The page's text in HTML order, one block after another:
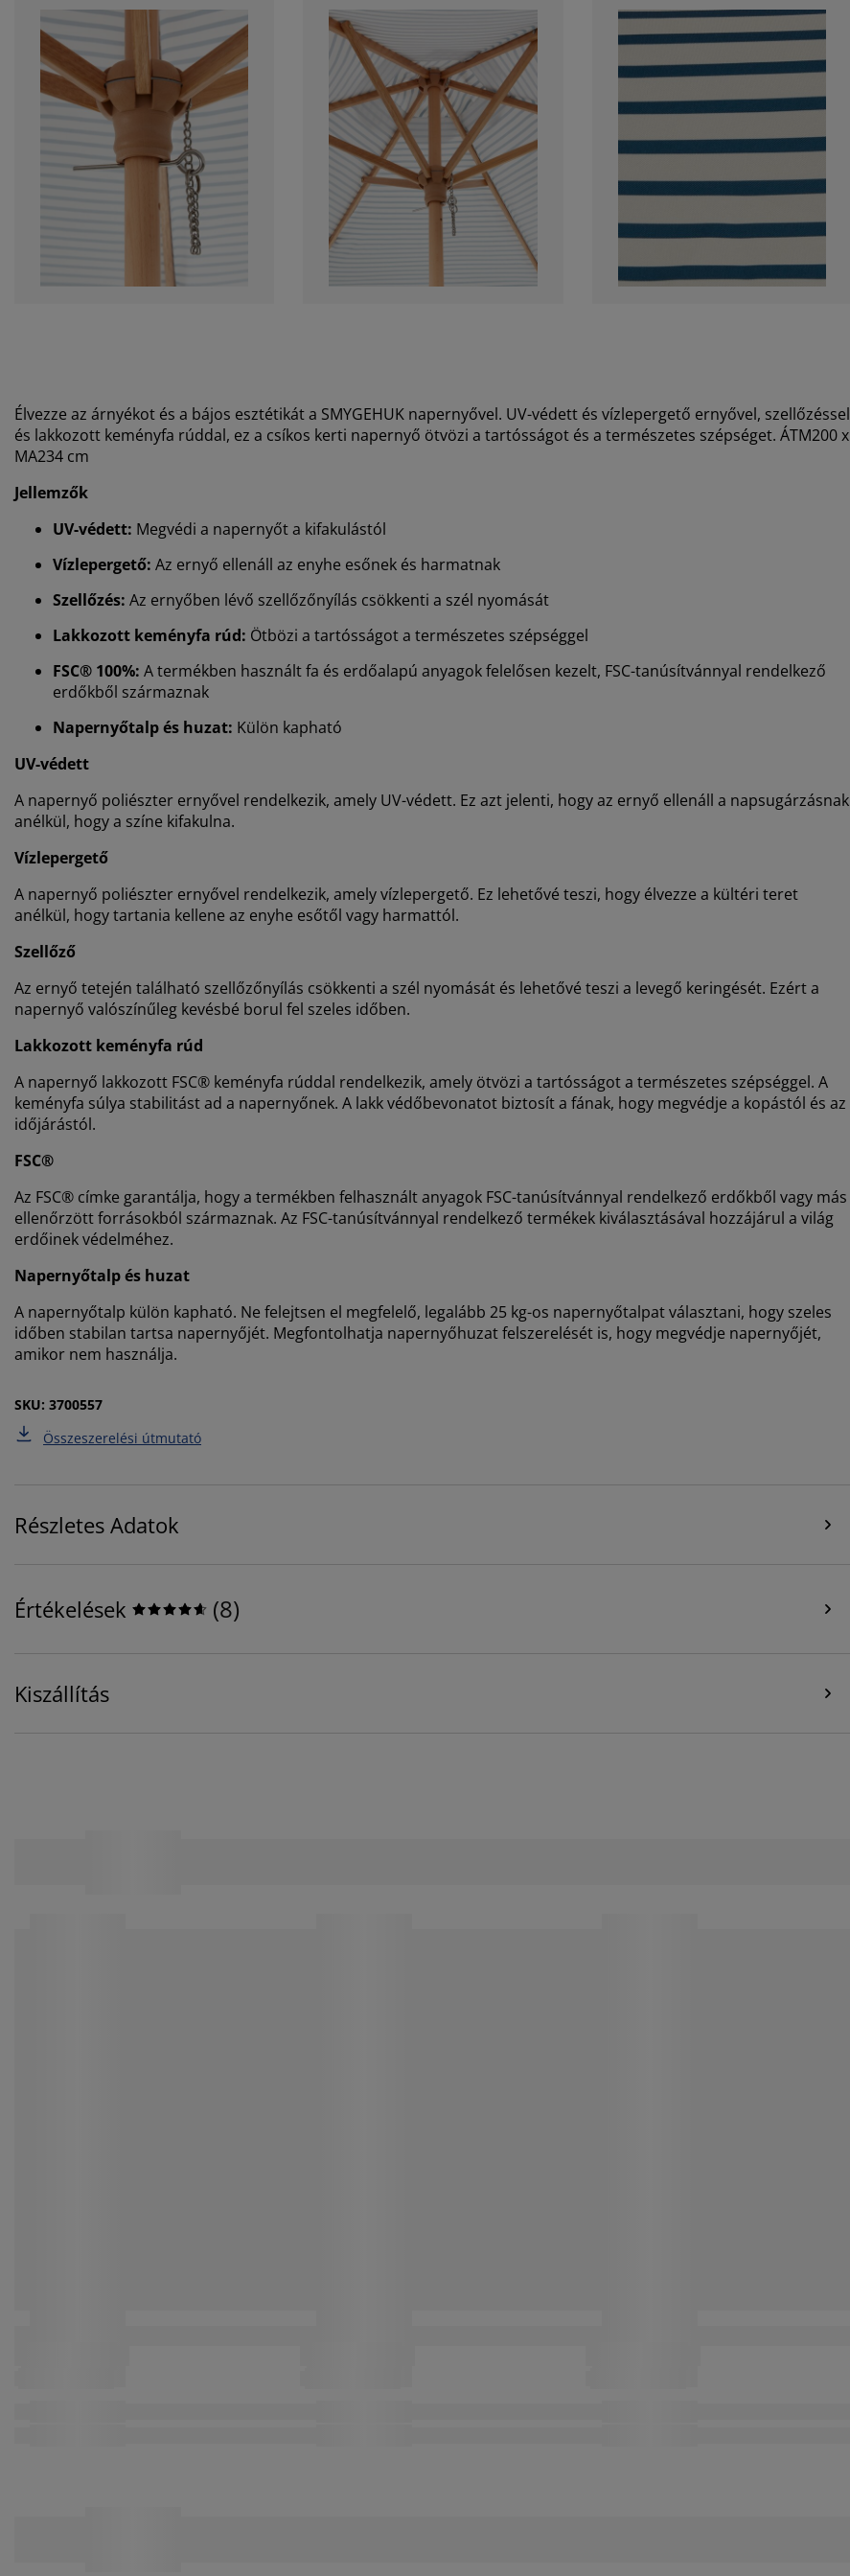
Élvezze az árnyékot és a bájos esztétikát a SMYGEHUK napernyővel. UV-védett és vízlepergető ernyővel, szellőzéssel
és lakkozott keményfa rúddal, ez a csíkos kerti napernyő ötvözi a tartósságot és a természetes szépséget. ÁTM200 x
MA234 cm
Jellemzők
UV-védett: Megvédi a napernyőt a kifakulástól
Vízlepergető: Az ernyő ellenáll az enyhe esőnek és harmatnak
Szellőzés: Az ernyőben lévő szellőzőnyílás csökkenti a szél nyomását
Lakkozott keményfa rúd: Ötbözi a tartósságot a természetes szépséggel
FSC® 100%: A termékben használt fa és erdőalapú anyagok felelősen kezelt, FSC-tanúsítvánnyal rendelkező
erdőkből származnak
Napernyőtalp és huzat: Külön kapható
UV-védett
A napernyő poliészter ernyővel rendelkezik, amely UV-védett. Ez azt jelenti, hogy az ernyő ellenáll a napsugárzásnak
anélkül, hogy a színe kifakulna.
Vízlepergető
A napernyő poliészter ernyővel rendelkezik, amely vízlepergető. Ez lehetővé teszi, hogy élvezze a kültéri teret
anélkül, hogy tartania kellene az enyhe esőtől vagy harmattól.
Szellőző
Az ernyő tetején található szellőzőnyílás csökkenti a szél nyomását és lehetővé teszi a levegő keringését. Ezért a
napernyő valószínűleg kevésbé borul fel szeles időben.
Lakkozott keményfa rúd
A napernyő lakkozott FSC® keményfa rúddal rendelkezik, amely ötvözi a tartósságot a természetes szépséggel. A
keményfa súlya stabilitást ad a napernyőnek. A lakk védőbevonatot biztosít a fának, hogy megvédje a kopástól és az
időjárástól.
FSC®
Az FSC® címke garantálja, hogy a termékben felhasznált anyagok FSC-tanúsítvánnyal rendelkező erdőkből vagy más
ellenőrzött forrásokból származnak. Az FSC-tanúsítvánnyal rendelkező termékek kiválasztásával hozzájárul a világ
erdőinek védelméhez.
Napernyőtalp és huzat
A napernyőtalp külön kapható. Ne felejtsen el megfelelő, legalább 25 kg-os napernyőtalpat választani, hogy szeles
időben stabilan tartsa napernyőjét. Megfontolhatja napernyőhuzat felszerelését is, hogy megvédje napernyőjét,
amikor nem használja.
SKU: 3700557
Összeszerelési útmutató
Részletes Adatok
Értékelések (8)
Kiszállítás